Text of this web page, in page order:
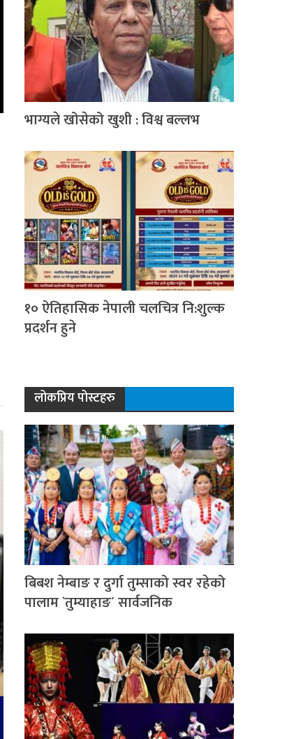
भाग्यले खोसेको खुशी : विश्व बल्लभ
१० ऐतिहासिक नेपाली चलचित्र नि:शुल्क
प्रदर्शन हुने
लोकप्रिय पोस्टहरु
बिबश नेम्बाङ र दुर्गा तुम्साको स्वर रहेको
पालाम `तुम्याहाङ´ सार्वजनिक